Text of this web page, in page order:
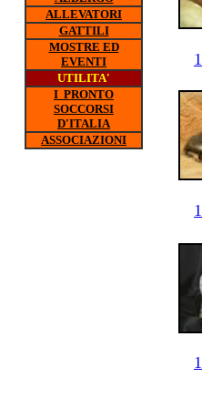
ALLEVATORI
GATTILI
MOSTRE ED
EVENTI
UTILITA'
I PRONTO
SOCCORSI
D'ITALIA
ASSOCIAZIONI